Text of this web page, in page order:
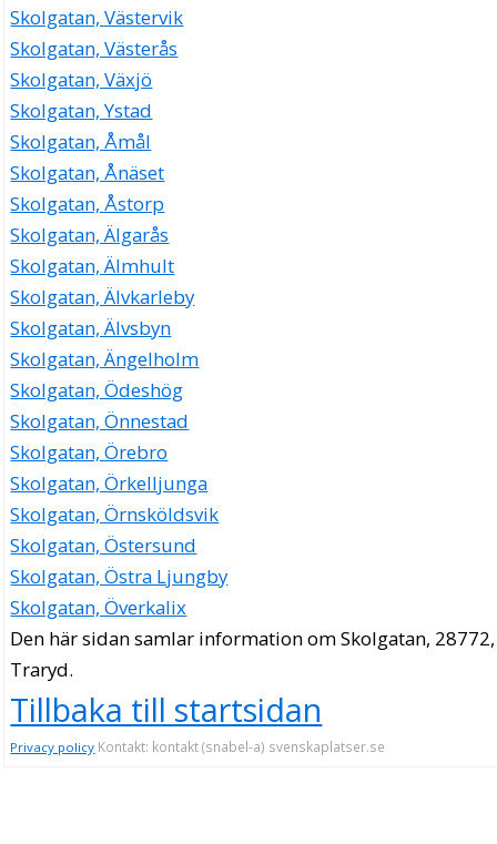
Skolgatan, Västervik
Skolgatan, Västerås
Skolgatan, Växjö
Skolgatan, Ystad
Skolgatan, Åmål
Skolgatan, Ånäset
Skolgatan, Åstorp
Skolgatan, Älgarås
Skolgatan, Älmhult
Skolgatan, Älvkarleby
Skolgatan, Älvsbyn
Skolgatan, Ängelholm
Skolgatan, Ödeshög
Skolgatan, Önnestad
Skolgatan, Örebro
Skolgatan, Örkelljunga
Skolgatan, Örnsköldsvik
Skolgatan, Östersund
Skolgatan, Östra Ljungby
Skolgatan, Överkalix
Den här sidan samlar information om Skolgatan, 28772,
Traryd.
Tillbaka till startsidan
Privacy policy Kontakt: kontakt (snabel-a) svenskaplatser.se